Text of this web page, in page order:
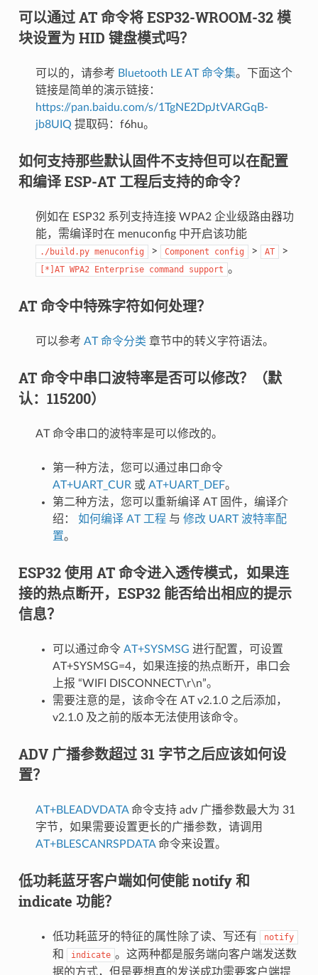
可以通过 AT 命令将 ESP32-WROOM-32 模
块设置为 HID 键盘模式吗？
可以的，请参考 Bluetooth LE AT 命令集。下面这个
链接是简单的演示链接：
https://pan.baidu.com/s/1TgNE2DpJtVARGqB-
jb8UIQ 提取码：f6hu。
如何支持那些默认固件不支持但可以在配置
和编译 ESP-AT 工程后支持的命令？
例如在 ESP32 系列支持连接 WPA2 企业级路由器功
能，需编译时在 menuconfig 中开启该功能
./build.py menuconfig > Component config > AT >
[*]AT WPA2 Enterprise command support 。
AT 命令中特殊字符如何处理？
可以参考 AT 命令分类 章节中的转义字符语法。
AT 命令中串口波特率是否可以修改？（默
认：115200）
AT 命令串口的波特率是可以修改的。
第一种方法，您可以通过串口命令
AT+UART_CUR 或 AT+UART_DEF。
第二种方法，您可以重新编译 AT 固件，编译介
绍： 如何编译 AT 工程 与 修改 UART 波特率配
置。
ESP32 使用 AT 命令进入透传模式，如果连
接的热点断开，ESP32 能否给出相应的提示
信息？
可以通过命令 AT+SYSMSG 进行配置，可设置
AT+SYSMSG=4，如果连接的热点断开，串口会
上报 “WIFI DISCONNECT\r\n”。
需要注意的是，该命令在 AT v2.1.0 之后添加，
v2.1.0 及之前的版本无法使用该命令。
ADV 广播参数超过 31 字节之后应该如何设
置？
AT+BLEADVDATA命令支持 adv 广播参数最大为 31
字节，如果需要设置更长的广播参数，请调用
AT+BLESCANRSPDATA命令来设置。
低功耗蓝牙客户端如何使能 notify 和
indicate 功能？
低功耗蓝牙的特征的属性除了读、写还有 notify
和 indicate 。这两种都是服务端向客户端发送数
据的方式，但是要想真的发送成功需要客户端提